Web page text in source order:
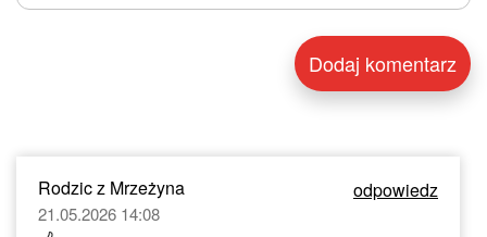
Rodzic z Mrzeżyna odpowiedz
21.05.2026 14:08